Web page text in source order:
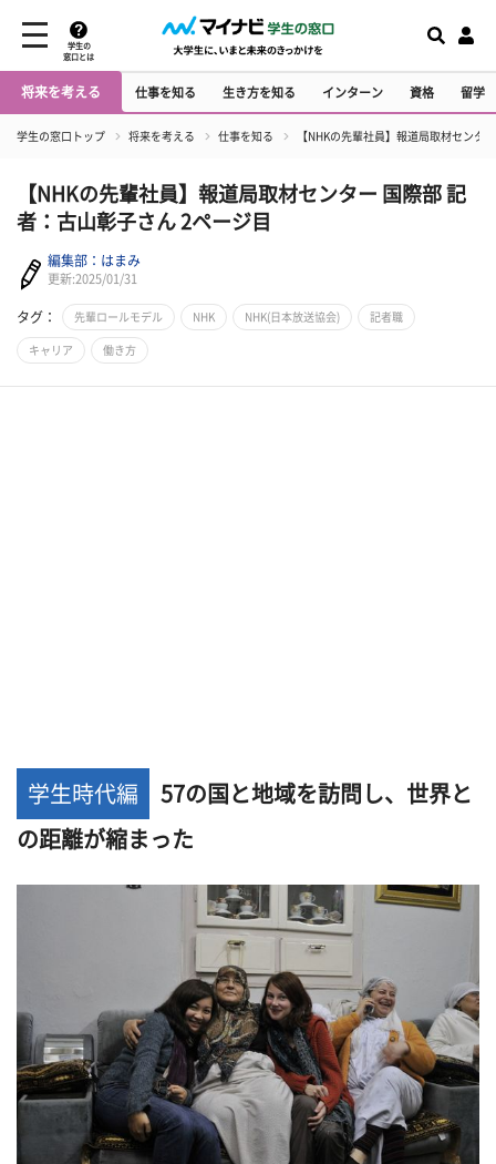
学生の
窓口とは
将来を考える 仕事を知る 生き方を知る インターン 資格 留学
学生の窓口トップ 将来を考える 仕事を知る 【NHKの先輩社員】報道局取材センタ
【NHKの先輩社員】報道局取材センター 国際部 記
者：古山彰子さん 2ページ目
編集部：はまみ
更新:2025/01/31
タグ： 先輩ロールモデル NHK NHK(日本放送協会) 記者職
キャリア 働き方
学生時代編 57の国と地域を訪問し、世界と
の距離が縮まった